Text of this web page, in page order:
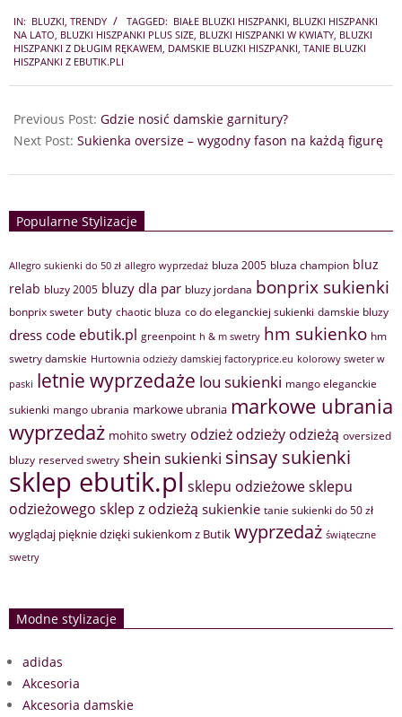
05-
25
IN: BLUZKI TRENDY TAGGED: BIAŁE BLUZKI HISZPANKI BLUZKI HISZPANKI
NA LATO BLUZKI HISZPANKI PLUS SIZE BLUZKI HISZPANKI W KWIATY BLUZKI
HISZPANKI Z DŁUGIM RĘKAWEM DAMSKIE BLUZKI HISZPANKI TANIE BLUZKI
HISZPANKI Z EBUTIK.PLI
Previous Post: Gdzie nosić damskie garnitury?
Next Post: Sukienka oversize – wygodny fason na każdą figurę
Popularne Stylizacje
Allegro sukienki do 50 zł allegro wyprzedaż bluza 2005 bluza champion bluz
relab bluzy 2005 bluzy dla par bluzy jordana bonprix sukienki
bonprix sweter buty chaotic bluza co do eleganckiej sukienki damskie bluzy
dress code ebutik.pl greenpoint h & m swetry hm sukienko hm
swetry damskie Hurtownia odzieży damskiej factoryprice.eu kolorowy sweter w
paski letnie wyprzedaże lou sukienki mango eleganckie
sukienki mango ubrania markowe ubrania markowe ubrania
wyprzedaż mohito swetry odzież odzieży odzieżą oversized
bluzy reserved swetry shein sukienki sinsay sukienki
sklep ebutik.pl sklepu odzieżowesklepu
odzieżowego sklep z odzieżą sukienkie tanie sukienki do 50 zł
wyglądaj pięknie dzięki sukienkom z Butik wyprzedaż świąteczne
swetry
Modne stylizacje
adidas
Akcesoria
Akcesoria damskie